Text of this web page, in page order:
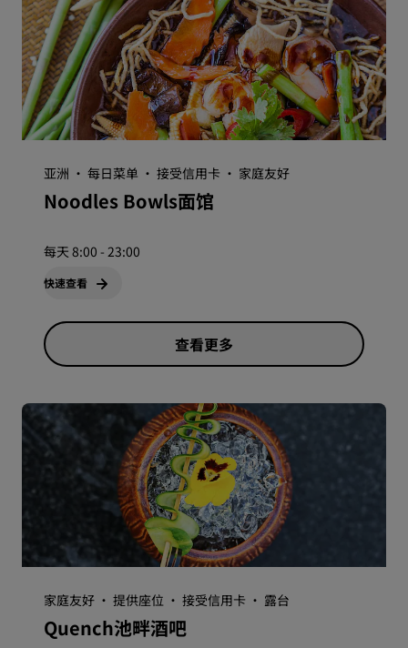
亚洲 · 每日菜单 · 接受信用卡 · 家庭友好
Noodles Bowls面馆
每天 8:00 - 23:00
快速查看
查看更多
家庭友好 · 提供座位 · 接受信用卡 · 露台
Quench池畔酒吧